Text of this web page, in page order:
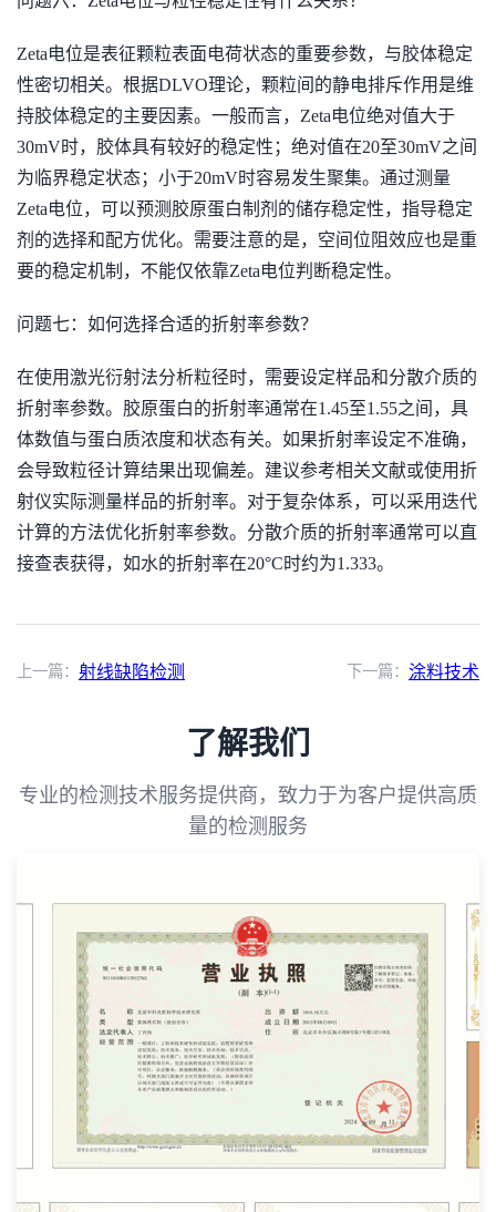
Zeta电位是表征颗粒表面电荷状态的重要参数，与胶体稳定
性密切相关。根据DLVO理论，颗粒间的静电排斥作用是维
持胶体稳定的主要因素。一般而言，Zeta电位绝对值大于
30mV时，胶体具有较好的稳定性；绝对值在20至30mV之间
为临界稳定状态；小于20mV时容易发生聚集。通过测量
Zeta电位，可以预测胶原蛋白制剂的储存稳定性，指导稳定
剂的选择和配方优化。需要注意的是，空间位阻效应也是重
要的稳定机制，不能仅依靠Zeta电位判断稳定性。
问题七：如何选择合适的折射率参数？
在使用激光衍射法分析粒径时，需要设定样品和分散介质的
折射率参数。胶原蛋白的折射率通常在1.45至1.55之间，具
体数值与蛋白质浓度和状态有关。如果折射率设定不准确，
会导致粒径计算结果出现偏差。建议参考相关文献或使用折
射仪实际测量样品的折射率。对于复杂体系，可以采用迭代
计算的方法优化折射率参数。分散介质的折射率通常可以直
接查表获得，如水的折射率在20°C时约为1.333。
上一篇： 射线缺陷检测 下一篇： 涂料技术
了解我们
专业的检测技术服务提供商，致力于为客户提供高质
量的检测服务